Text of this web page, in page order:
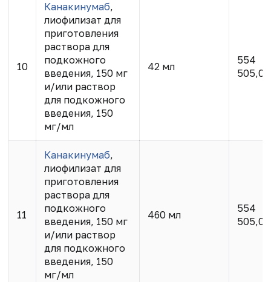
10
Канакинумаб,
лиофилизат для
приготовления
раствора для
подкожного
введения, 150 мг
и/или раствор
для подкожного
введения, 150
мг/мл
42 мл
554
505,00
11
Канакинумаб,
лиофилизат для
приготовления
раствора для
подкожного
введения, 150 мг
и/или раствор
для подкожного
введения, 150
мг/мл
460 мл
554
505,00